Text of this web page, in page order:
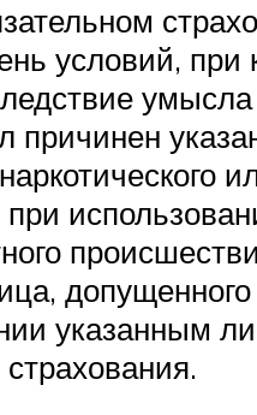
условий, при
умысла
указанным